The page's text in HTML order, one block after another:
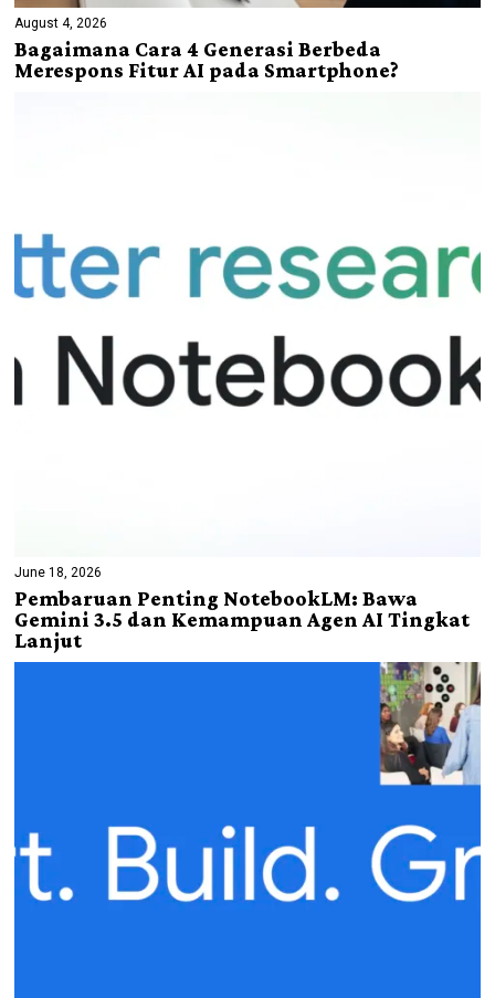
August 4, 2026
Bagaimana Cara 4 Generasi Berbeda
Merespons Fitur AI pada Smartphone?
June 18, 2026
Pembaruan Penting NotebookLM: Bawa
Gemini 3.5 dan Kemampuan Agen AI Tingkat
Lanjut